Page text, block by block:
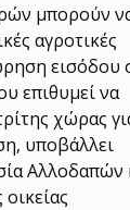
μπορούν
αγροτικές
εισόδου
επιθυμεί να
χώρας
υποβάλλει
Αλλοδαπών